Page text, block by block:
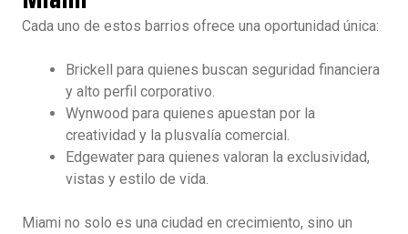
Cada uno de estos barrios ofrece una oportunidad única:
Brickell para quienes buscan seguridad financiera
y alto perfil corporativo.
Wynwood para quienes apuestan por la
creatividad y la plusvalía comercial.
Edgewater para quienes valoran la exclusividad,
vistas y estilo de vida.
Miami no solo es una ciudad en crecimiento, sino un